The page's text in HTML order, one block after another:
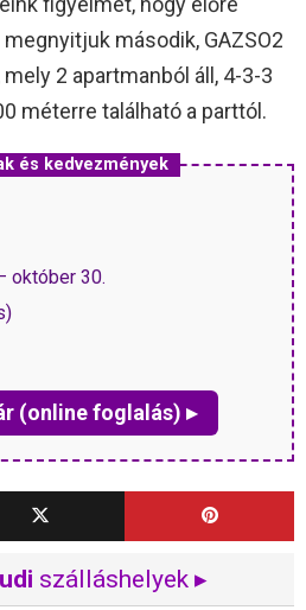
második, GAZSO2
2 apartmanból áll, 4-3-3
méterre található a parttól.
és kedvezmények
október 30.
(online foglalás) ▸
szálláshelyek ▸